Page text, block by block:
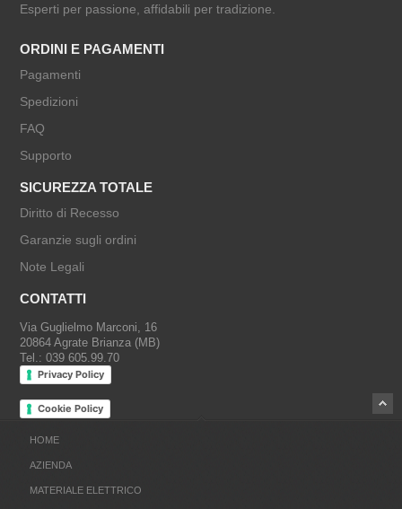
Esperti per passione, affidabili per tradizione.
ORDINI E PAGAMENTI
Pagamenti
Spedizioni
FAQ
Supporto
SICUREZZA TOTALE
Diritto di Recesso
Garanzie sugli ordini
Note Legali
CONTATTI
Via Guglielmo Marconi, 16
20864 Agrate Brianza (MB)
Tel.: 039 605.99.70
Privacy Policy
Cookie Policy
HOME
AZIENDA
MATERIALE ELETTRICO